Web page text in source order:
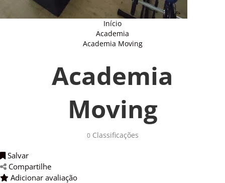
Início
Academia
Academia Moving
Academia
Moving
0Classificações
Salvar
Compartilhe
Adicionar avaliação